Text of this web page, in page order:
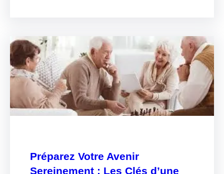
Préparez Votre Avenir
Sereinement : Les Clés d’une